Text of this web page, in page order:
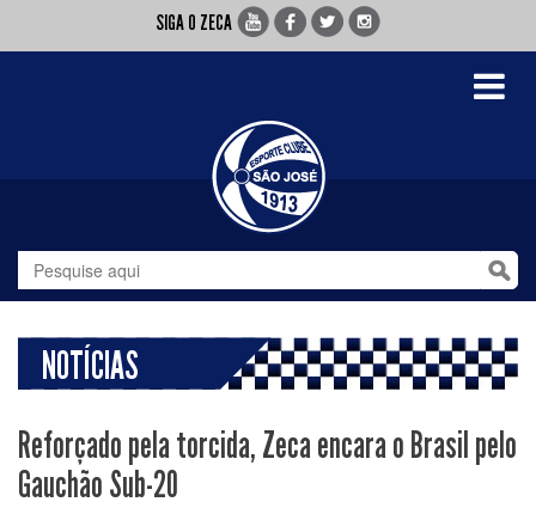
SIGA O ZECA
Toggle
NOTÍCIAS
Reforçado pela torcida, Zeca encara o Brasil pelo
Gauchão Sub-20